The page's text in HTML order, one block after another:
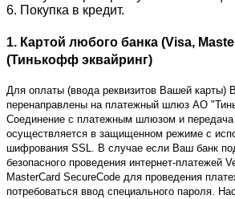
6. Покупка в кредит.
1. Картой любого банка (Visa,
(Тинькофф эквайринг)
Для оплаты (ввода реквизитов Вашей карты)
перенаправлены на платежный шлюз АО
Соединение с платежным шлюзом и
осуществляется в защищенном режиме с
шифрования SSL. В случае если Ваш банк
безопасного проведения интернет-платежей
MasterCard SecureCode для проведения
потребоваться ввод специального пароля.